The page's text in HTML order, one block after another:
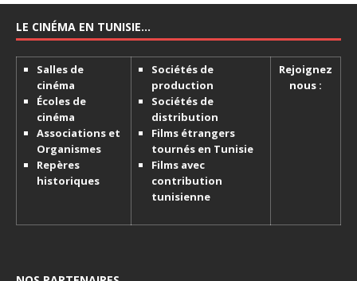
LE CINÉMA EN TUNISIE…
Salles de
cinéma
Écoles de
cinéma
Associations et
Organismes
Repères
historiques
Sociétés de
production
Sociétés de
distribution
Films étrangers
tournés en Tunisie
Films avec
contribution
tunisienne
Rejoignez
nous :